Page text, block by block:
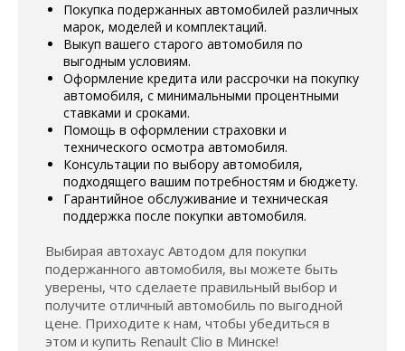
Покупка подержанных автомобилей различных
марок, моделей и комплектаций.
Выкуп вашего старого автомобиля по
выгодным условиям.
Оформление кредита или рассрочки на покупку
автомобиля, с минимальными процентными
ставками и сроками.
Помощь в оформлении страховки и
технического осмотра автомобиля.
Консультации по выбору автомобиля,
подходящего вашим потребностям и бюджету.
Гарантийное обслуживание и техническая
поддержка после покупки автомобиля.
Выбирая автохаус Автодом для покупки
подержанного автомобиля, вы можете быть
уверены, что сделаете правильный выбор и
получите отличный автомобиль по выгодной
цене. Приходите к нам, чтобы убедиться в
этом и купить Renault Clio в Минске!